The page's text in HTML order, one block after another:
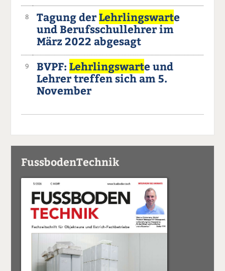
8 Tagung derLehrlingswarte
und Berufsschullehrer im
März 2022 abgesagt
9 BVPF:Lehrlingswarte und
Lehrer treffen sich am 5.
November
FussbodenTechnik